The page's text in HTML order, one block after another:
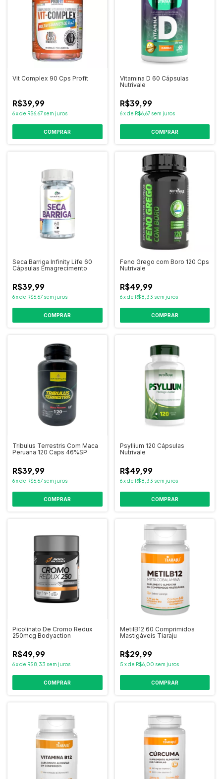
Vit Complex 90 Cps Profit
R$39,99
6xde R$6,67 sem juros
Vitamina D 60 Cápsulas
Nutrivale
R$39,99
6 xde R$6,67 sem juros
COMPRAR
Seca Barriga Infinity Life 60
Cápsulas Emagrecimento
R$39,99
6xde R$6,67 sem juros
COMPRAR
Feno Grego com Boro 120 Cps
Nutrivale
R$49,99
6 xde R$8,33 sem juros
Tribulus Terrestris Com Maca
Peruana 120 Caps 46%SP
R$39,99
6xde R$6,67 sem juros
COMPRAR
Psyllium 120 Cápsulas
Nutrivale
R$49,99
6 xde R$8,33 sem juros
COMPRAR
Picolinato De Cromo Redux
250mcg Bodyaction
R$49,99
6xde R$8,33 sem juros
MetilB12 60 Comprimidos
Mastigáveis Tiaraju
R$29,99
5 xde R$6,00 sem juros